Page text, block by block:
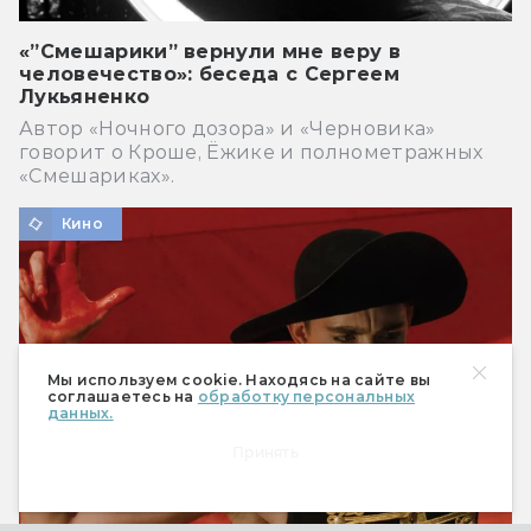
Мы используем cookie. Находясь на сайте вы
соглашаетесь на обработку персональных
данных.
«”Смешарики” вернули мне веру в
человечество»: беседа с Сергеем
Лукьяненко
Автор «Ночного дозора» и «Черновика»
говорит о Кроше, Ёжике и полнометражных
«Смешариках».
Кино